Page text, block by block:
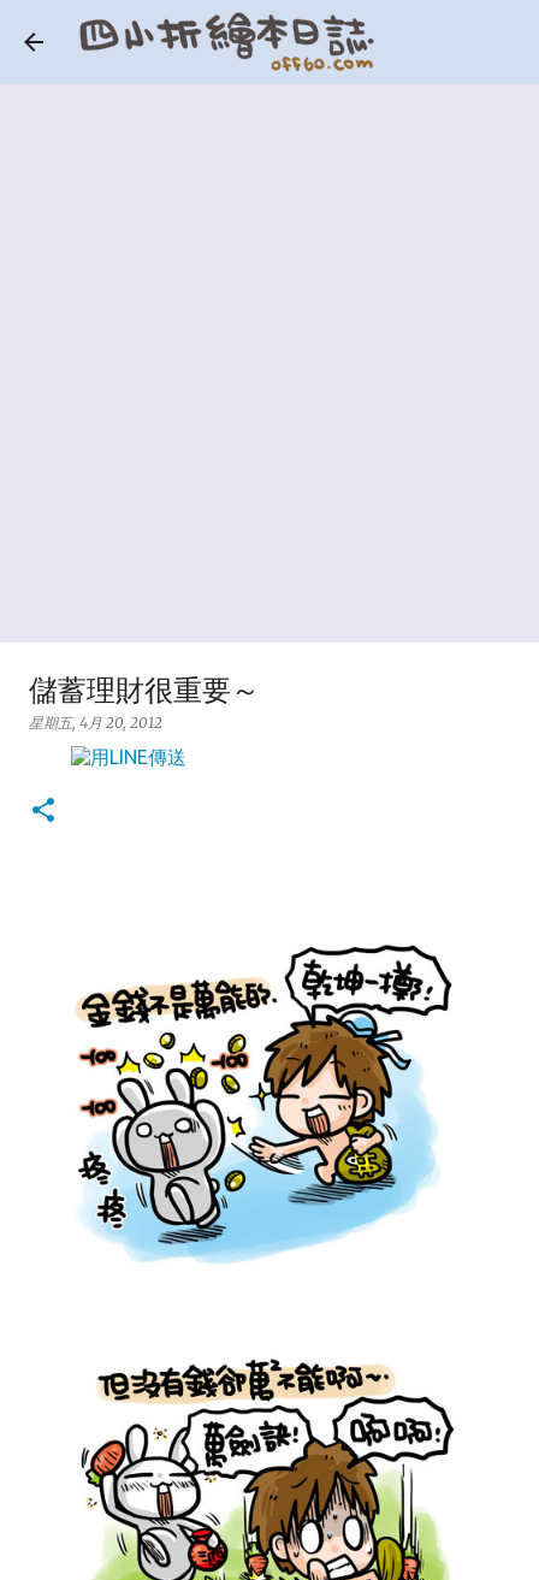
跳到主要內容
儲蓄理財很重要～
星期五, 4月 20, 2012